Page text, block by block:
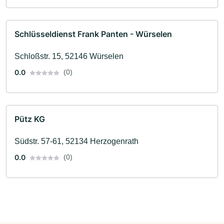
Schlüsseldienst Frank Panten - Würselen
Schloßstr. 15, 52146 Würselen
0.0
(0)
Pütz KG
Südstr. 57-61, 52134 Herzogenrath
0.0
(0)